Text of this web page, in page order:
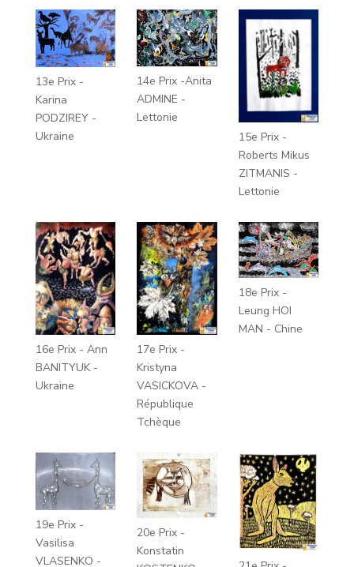
13e Prix -
Karina
PODZIREY -
Ukraine
14e Prix -Anita
ADMINE -
Lettonie
15e Prix -
Roberts Mikus
ZITMANIS -
Lettonie
16e Prix - Ann
BANITYUK -
Ukraine
17e Prix -
Kristyna
VASICKOVA -
République
Tchèque
18e Prix -
Leung HOI
MAN - Chine
19e Prix -
Vasilisa
VLASENKO -
20e Prix -
Konstatin